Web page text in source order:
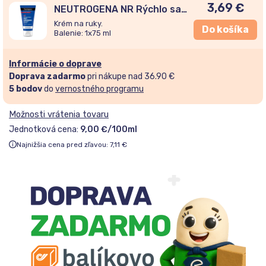
NEUTROGENA NR Rýchlo sa
vstrebávajúci krém na ruky
75ml
Krém na ruky.
Balenie: 1x75 ml
3,69 €
Do košíka
Informácie o doprave
Doprava zadarmopri nákupe nad 36.90 €
5 bodovdo vernostného programu
Jednotková cena: 9,00 €/100ml
Najnižšia cena pred zľavou: 7,11 €
Možnosti vrátenia tovaru